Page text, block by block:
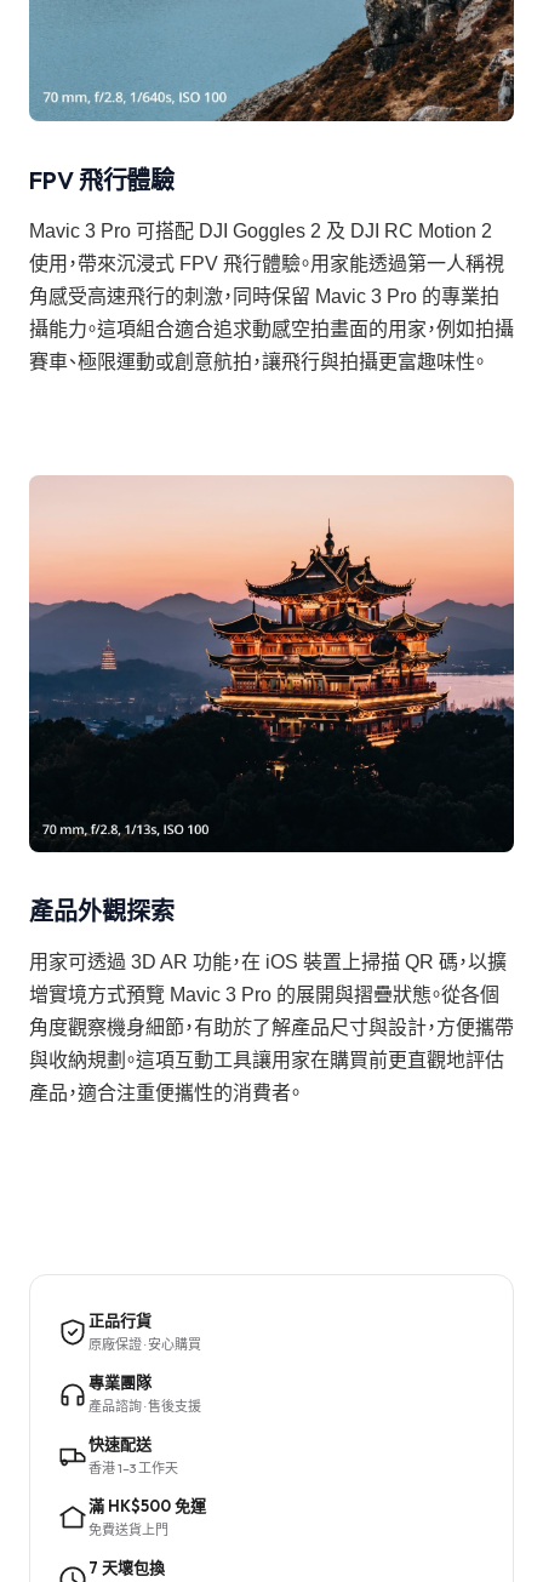
FPV 飛行體驗
Mavic 3 Pro 可搭配 DJI Goggles 2 及 DJI RC Motion 2
使用，帶來沉浸式 FPV 飛行體驗。用家能透過第一人稱視
角感受高速飛行的刺激，同時保留 Mavic 3 Pro 的專業拍
攝能力。這項組合適合追求動感空拍畫面的用家，例如拍攝
賽車、極限運動或創意航拍，讓飛行與拍攝更富趣味性。
產品外觀探索
用家可透過 3D AR 功能，在 iOS 裝置上掃描 QR 碼，以擴
增實境方式預覽 Mavic 3 Pro 的展開與摺疊狀態。從各個
角度觀察機身細節，有助於了解產品尺寸與設計，方便攜帶
與收納規劃。這項互動工具讓用家在購買前更直觀地評估
產品，適合注重便攜性的消費者。
正品行貨
原廠保證 · 安心購買
專業團隊
產品諮詢 · 售後支援
快速配送
香港 1–3 工作天
滿 HK$500 免運
免費送貨上門
7 天壞包換